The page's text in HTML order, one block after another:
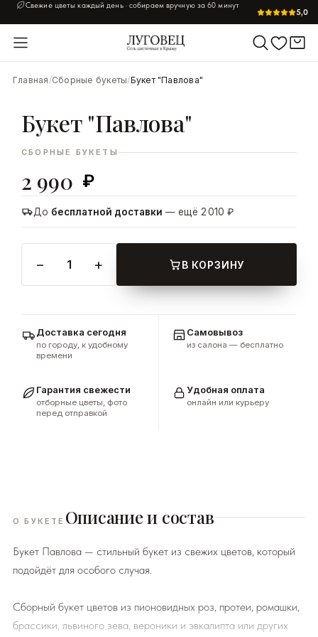
Свежие цветы каждый день · собираем вручную за 60 минут
5,0
Главная/Сборные букеты/Букет "Павлова"
Букет "Павлова"
СБОРНЫЕ БУКЕТЫ
2 990 ₽
До бесплатной доставки — ещё 2 010 ₽
− 1 + В КОРЗИНУ
Доставка сегодня
по городу, к удобному
времени
Самовывоз
из салона — бесплатно
Гарантия свежести
отборные цветы, фото
перед отправкой
Удобная оплата
онлайн или курьеру
О БУКЕТЕ Описание и состав
Букет Павлова — стильный букет из свежих цветов, который
подойдёт для особого случая.
Сборный букет цветов из пионовидных роз, протеи, ромашки,
брассики, львиного зева, вероники и эвкалипта или других